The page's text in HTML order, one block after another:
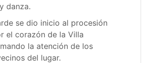
danza.
se dio inicio al procesión
el corazón de la Villa
la atención de los
del lugar.